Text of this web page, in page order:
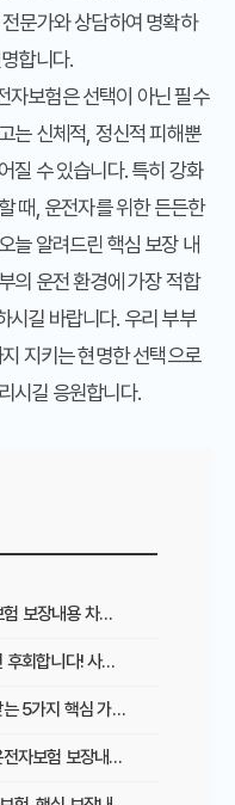
문가와 상담하여 명확하
합니다.
자보험은 선택이 아닌 필수
는 신체적, 정신적 피해뿐
질 수 있습니다. 특히 강화
때, 운전자를 위한 든든한
늘 알려드린 핵심 보장 내
의 운전 환경에 가장 적합
시길 바랍니다. 우리 부부
지키는 현명한 선택으로
시길 응원합니다.
자동차보험만으론 부족? 운전자보험 보장내용 차이와 필수 가입 이유
운전자보험 보장내용, 이걸 모르면 후회합니다! 사고 시 혜택 총정리
내게 맞는 운전자보험 보장내용 찾는 5가지 핵심 가이드
실제 교통사고 경험자가 말하는 운전자보험 보장내용의 중요성